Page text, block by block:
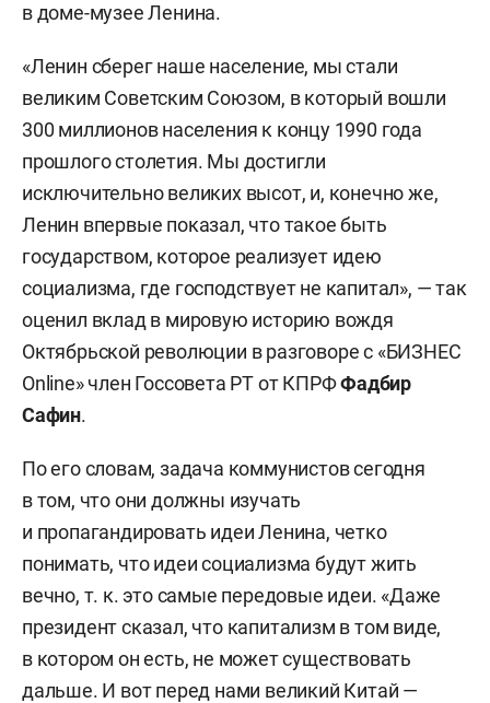
в доме-музее Ленина.
«Ленин сберег наше население, мы стали
великим Советским Союзом, в который вошли
300 миллионов населения к концу 1990 года
прошлого столетия. Мы достигли
исключительно великих высот, и, конечно же,
Ленин впервые показал, что такое быть
государством, которое реализует идею
социализма, где господствует не капитал», — так
оценил вклад в мировую историю вождя
Октябрьской революции в разговоре с «БИЗНЕС
Online» член Госсовета РТ от КПРФФадбир
Сафин.
По его словам, задача коммунистов сегодня
в том, что они должны изучать
и пропагандировать идеи Ленина, четко
понимать, что идеи социализма будут жить
вечно, т. к. это самые передовые идеи. «Даже
президент сказал, что капитализм в том виде,
в котором он есть, не может существовать
дальше. И вот перед нами великий Китай —